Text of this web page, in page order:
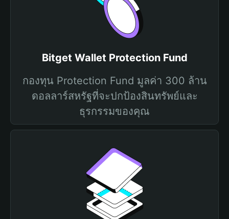
Bitget Wallet Protection Fund
กองทุน Protection Fund มูลค่า 300 ล้าน
ดอลลาร์สหรัฐที่จะปกป้องสินทรัพย์และ
ธุรกรรมของคุณ